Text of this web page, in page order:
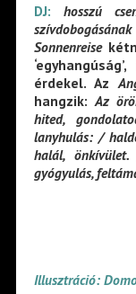
DJ:
hosszú
Sonnenreise
érdekel. Az
hangzik: Az
hited,
lanyhulás: /
halál,
gyógyulás,
Illusztráció: